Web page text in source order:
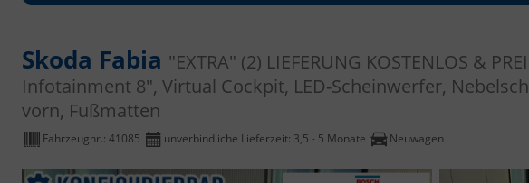
Skoda Fabia "EXTRA" (2) LIEFERUNG KOSTENLOS &
Infotainment 8", Virtual Cockpit, LED-Scheinwerfer,
vorn, Fußmatten
Fahrzeugnr.: 41085 unverbindliche Lieferzeit: 3,5 - 5 Monate Neuwagen